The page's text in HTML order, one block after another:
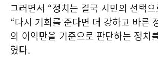
그러면서 “정치는 결국 시민의 선택
“다시 기회를 준다면 더 강하고 바른
의 이익만을 기준으로 판단하는 정치
혔다.